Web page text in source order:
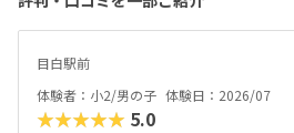
目白駅前
体験者：小2/男の子 体験日：2026/07
★★★★★ 5.0